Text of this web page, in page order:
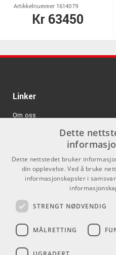
Artikkelnummer 1614079
Kr 63450
Linker
Om oss
GDPR & Cookies
Dette
Dette nettstedet bruker
din opplevelse. Ved å bruke
informasjonskapsler i
STRENGT NØDVENDIG
MÅLRETTING